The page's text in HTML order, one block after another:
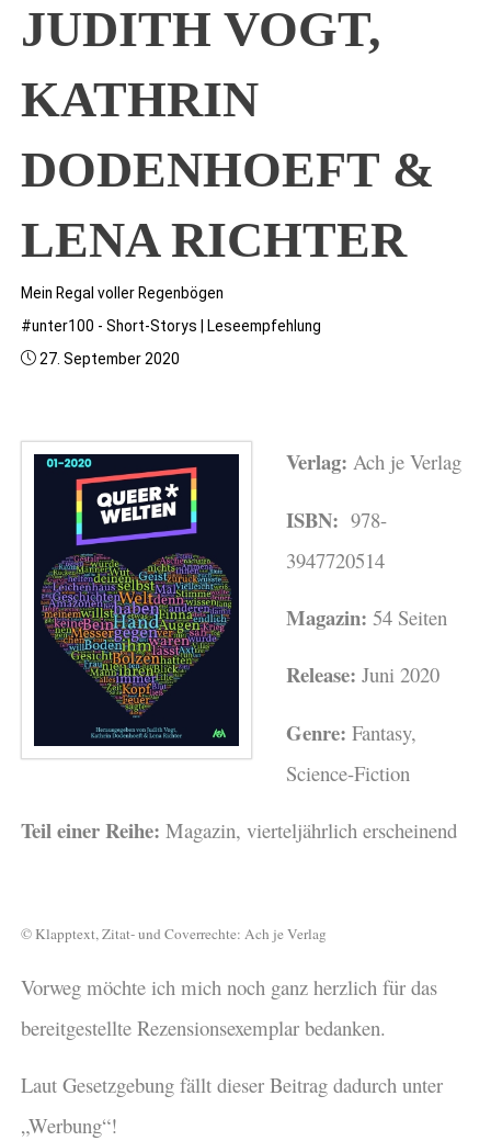
JUDITH VOGT,
KATHRIN
DODENHOEFT &
LENA RICHTER
Mein Regal voller Regenbögen
#unter100 - Short-Storys
Leseempfehlung
27. September 2020
Verlag: Ach je Verlag
ISBN: 978-
3947720514
Magazin:54 Seiten
Release: Juni 2020
Genre: Fantasy,
Science-Fiction
Teil einer Reihe:Magazin, vierteljährlich erscheinend
© Klapptext, Zitat- und Coverrechte: Ach je Verlag
Vorweg möchte ich mich noch ganz herzlich für das
bereitgestellte Rezensionsexemplar bedanken.
Laut Gesetzgebung fällt dieser Beitrag dadurch unter
„Werbung“!